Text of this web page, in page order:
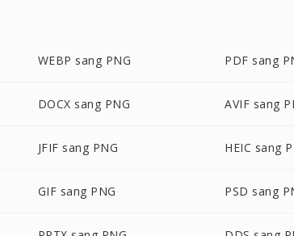
WEBP sang PNG PDF sang
DOCX sang PNG AVIF sang
JFIF sang PNG HEIC sang
GIF sang PNG PSD sang